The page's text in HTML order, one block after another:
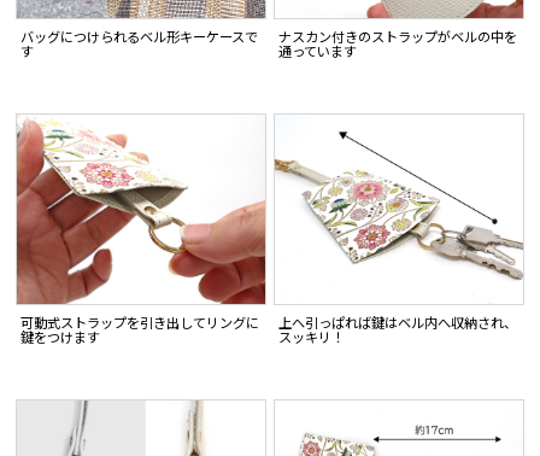
バッグにつけられるベル形キーケースで
す
ナスカン付きのストラップがベルの中を
通っています
可動式ストラップを引き出してリングに
鍵をつけます
上へ引っぱれば鍵はベル内へ収納され、
スッキリ！